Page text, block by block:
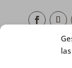
Copyright ©